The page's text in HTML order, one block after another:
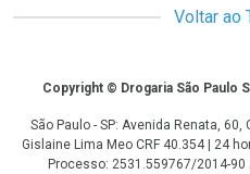
Voltar ao
CopyrightCopyright © Drogaria São Paulo
São Paulo - SP: Avenida Renata,
Gislaine Lima Meo CRF 40.354 | 24
Processo: 2531.559767/2014-